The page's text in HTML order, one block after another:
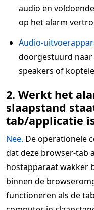
audio en
op het alarm
Audio-
doorgestuurd
speakers of
2. Werkt het
slaapstand
tab/applicatie
Nee. De operationele
dat deze browser-tab
hostapparaat wakker
binnen de
functioneren als de